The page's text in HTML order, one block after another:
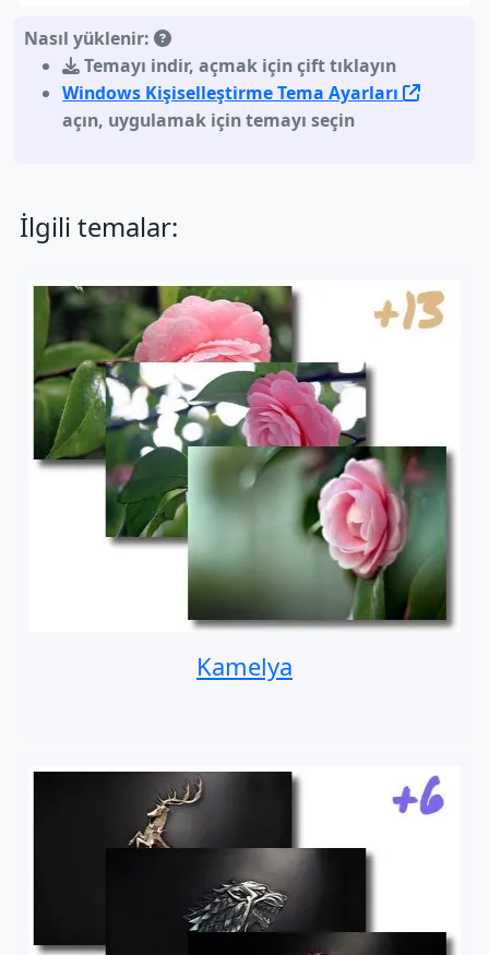
Nasıl yüklenir:
Temayı indir,açmak için çift tıklayın
Windows Kişiselleştirme Tema Ayarları
açın, uygulamak için temayı seçin
İlgili temalar:
Kamelya